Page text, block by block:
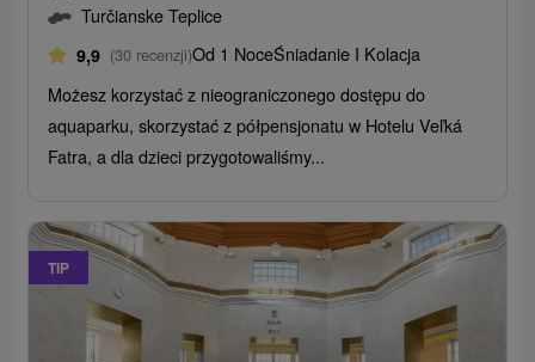
Turčianske Teplice
9,9 (30 recenzji)Od 1 NoceŚniadanie I Kolacja
Możesz korzystać z nieograniczonego dostępu do
aquaparku, skorzystać z półpensjonatu w Hotelu Veľká
Fatra, a dla dzieci przygotowaliśmy...
TIP